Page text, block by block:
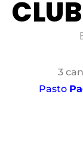
CLUB
3
Pasto